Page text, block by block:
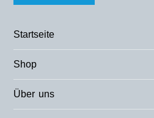
Startseite
Shop
Über uns